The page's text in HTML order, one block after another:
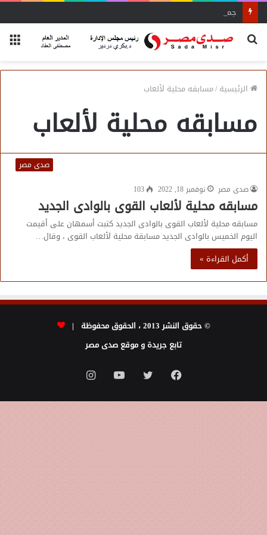
جمعية الخبراء: 5 مميزات ضريبية في مبادرة «مزرعتك في مصر»
بحث
الرئيسية/مسابقه محلية لألعاب
مسابقه محلية لألعاب
صدى مصر
صدى مصر
نوفمبر 18, 2022 103
مسابقه محلية لألعاب القوى بالوادى الجديد
مسابقه محلية لألعاب القوى بالوادى الجديد كتبت أسمهان على أقيمت
اليوم الخميس بالوادى الجديد مسابقة محلية لألعاب القوى ، وقال…
أكمل القراءة »
© حقوق النشر 2013 ، الحقوق محفوظة |
تابع جريدة و موقع صدى مصر
فيسبوك تويتر يوتيوبانستقرام